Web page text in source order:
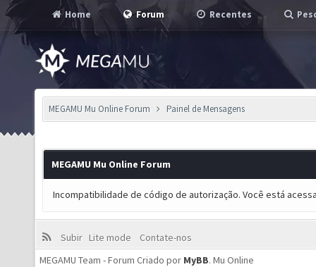
Home Forum Recentes
MEGAMU Mu Online Forum Painel de Mensagens
MEGAMU Mu Online Forum
Incompatibilidade de código de autorização. Você está
Subir Lite mode
Contate-nos
MEGAMU Team - Forum Criado por MyBB. Mu Online